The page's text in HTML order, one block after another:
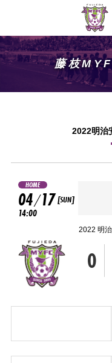
藤枝
2022明治
04/17 [SUN]
14:00
HOME
2022 明
0